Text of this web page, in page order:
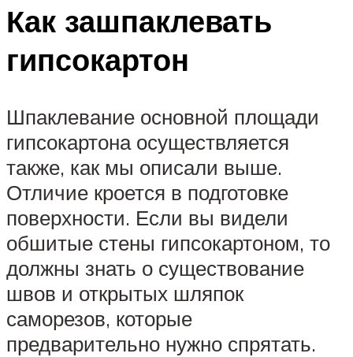
Как зашпаклевать
гипсокартон
Шпаклевание основной площади
гипсокартона осуществляется
также, как мы описали выше.
Отличие кроется в подготовке
поверхности. Если вы видели
обшитые стены гипсокартоном, то
должны знать о существование
швов и открытых шляпок
саморезов, которые
предварительно нужно спрятать.